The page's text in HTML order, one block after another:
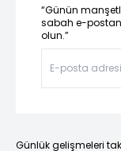
“Günün
sabah e-
olun.”
Günlük gelişmeleri